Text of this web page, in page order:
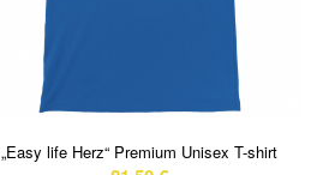
„Easy life Herz“ Premium Unisex T-shirt